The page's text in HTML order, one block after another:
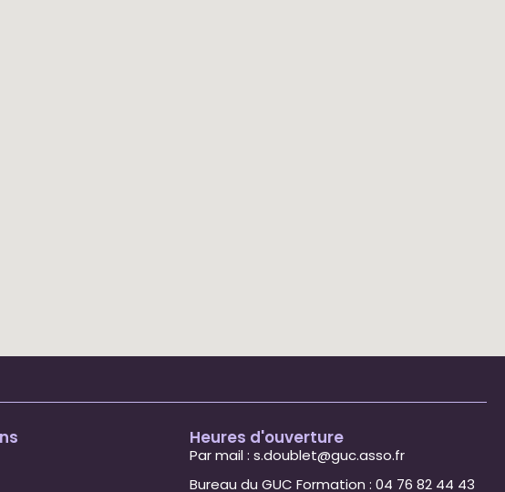
Heures d'ouverture
Par mail : s.doublet@guc.asso.fr
Bureau du GUC Formation : 04 76 82 44 43